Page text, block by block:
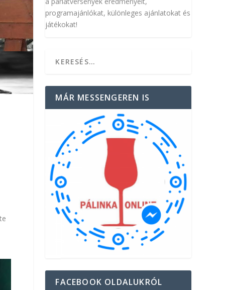
programajánlókat, különleges ajánlatokat és
játékokat!
MÁR MESSENGEREN IS
FACEBOOK OLDALUKRÓL